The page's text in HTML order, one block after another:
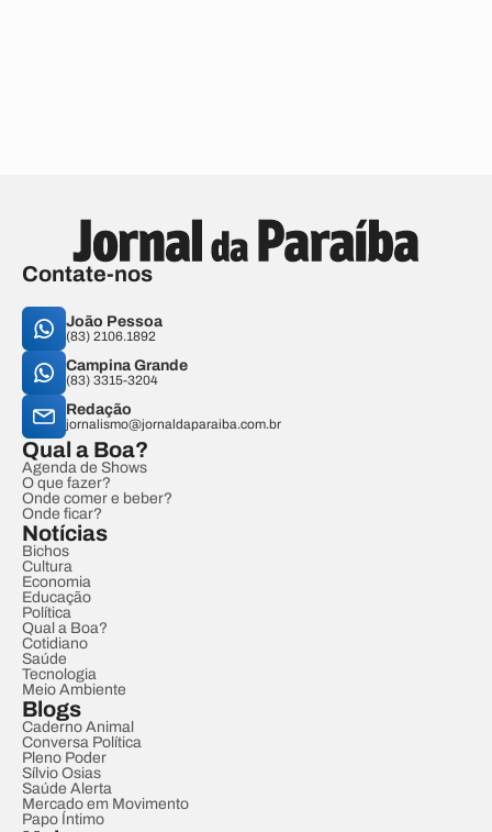
Contate-nos
João Pessoa
(83) 2106.1892
Campina Grande
(83) 3315-3204
Redação
jornalismo@jornaldaparaiba.com.br
Qual a Boa?
Agenda de Shows
O que fazer?
Onde comer e beber?
Onde ficar?
Notícias
Bichos
Cultura
Economia
Educação
Política
Qual a Boa?
Cotidiano
Saúde
Tecnologia
Meio Ambiente
Blogs
Caderno Animal
Conversa Política
Pleno Poder
Sílvio Osias
Saúde Alerta
Mercado em Movimento
Papo Íntimo